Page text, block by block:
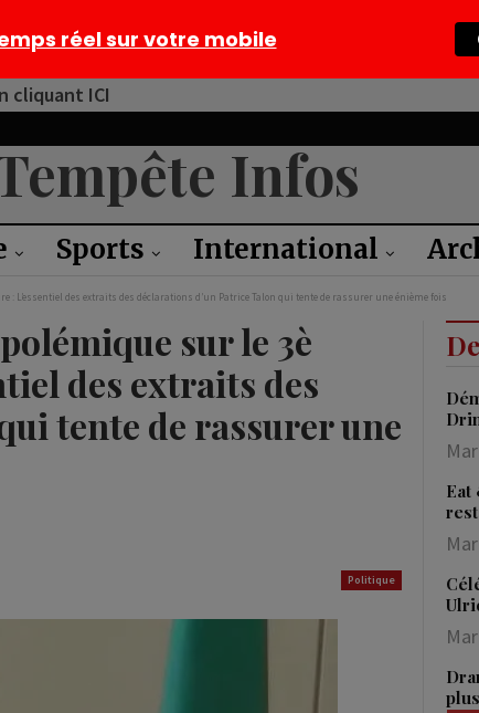
cliquant ICI
Sports International
L’essentiel des extraits des déclarations d’un Patrice Talon qui tente de rassurer une énième fois
sur le 3è
des extraits des
tente de rassurer une
Politique
Eat
réel sur votre mobile